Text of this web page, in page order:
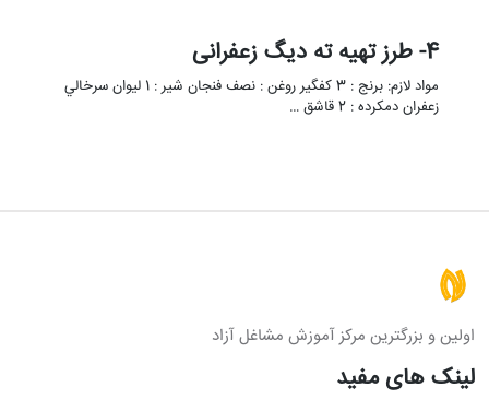
4- طرز تهیه ته دیگ زعفرانی
مواد لازم: برنج : 3 كفگير روغن : نصف فنجان شیر : 1 ليوان سرخالي
زعفران دمکرده : 2 قاشق …
اولین و بزرگترین مرکز آموزش مشاغل آزاد
لینک های مفید